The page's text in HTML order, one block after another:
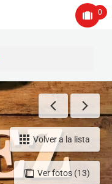
0
Ver fotos (13)
Volver a la lista